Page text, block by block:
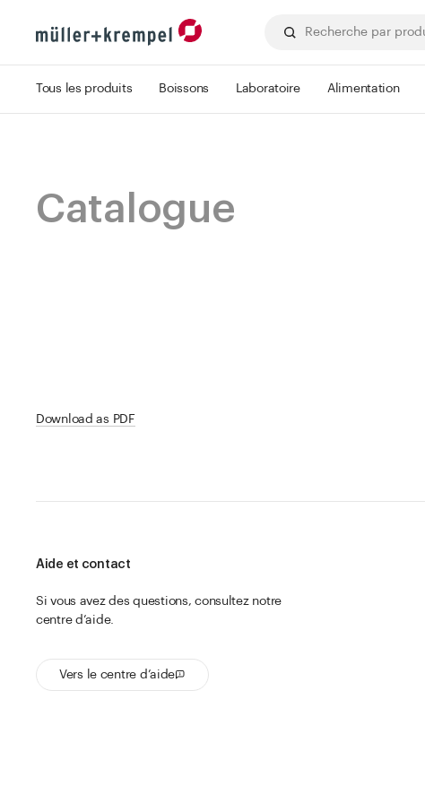
Tous les produits Boissons Laboratoire Alimentation
Catalogue
Download as PDF
Aide et contact
Si vous avez des questions, consultez notre
centre d’aide.
Vers le centre d’aide